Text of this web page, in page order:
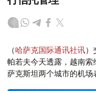
（哈萨克国际通讯社讯）
帕若夫今天透露，越南
萨克斯坦两个城市的机场